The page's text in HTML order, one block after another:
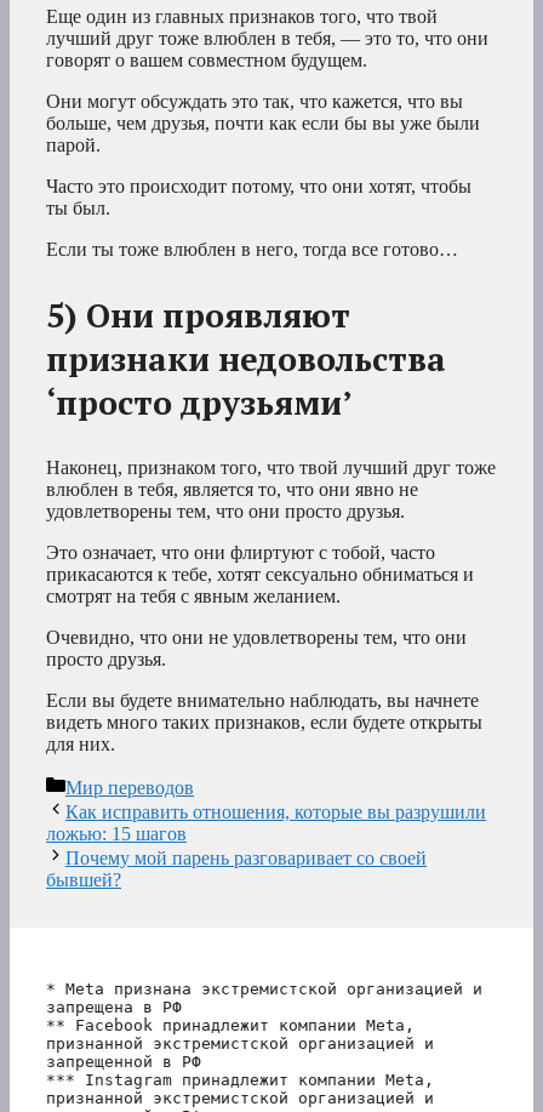
Еще один из главных признаков того, что твой
лучший друг тоже влюблен в тебя, — это то, что они
говорят о вашем совместном будущем.
Они могут обсуждать это так, что кажется, что вы
больше, чем друзья, почти как если бы вы уже были
парой.
Часто это происходит потому, что они хотят, чтобы
ты был.
Если ты тоже влюблен в него, тогда все готово…
5) Они проявляют
признаки недовольства
‘просто друзьями’
Наконец, признаком того, что твой лучший друг тоже
влюблен в тебя, является то, что они явно не
удовлетворены тем, что они просто друзья.
Это означает, что они флиртуют с тобой, часто
прикасаются к тебе, хотят сексуально обниматься и
смотрят на тебя с явным желанием.
Очевидно, что они не удовлетворены тем, что они
просто друзья.
Если вы будете внимательно наблюдать, вы начнете
видеть много таких признаков, если будете открыты
для них.
Рубрики
Мир переводов
Как исправить отношения, которые вы разрушили
ложью: 15 шагов
Почему мой парень разговаривает со своей
бывшей?
* Meta признана экстремистской организацией и
запрещена в РФ
** Facebook принадлежит компании Meta,
признанной экстремистской организацией и
запрещенной в РФ
*** Instagram принадлежит компании Meta,
признанной экстремистской организацией и